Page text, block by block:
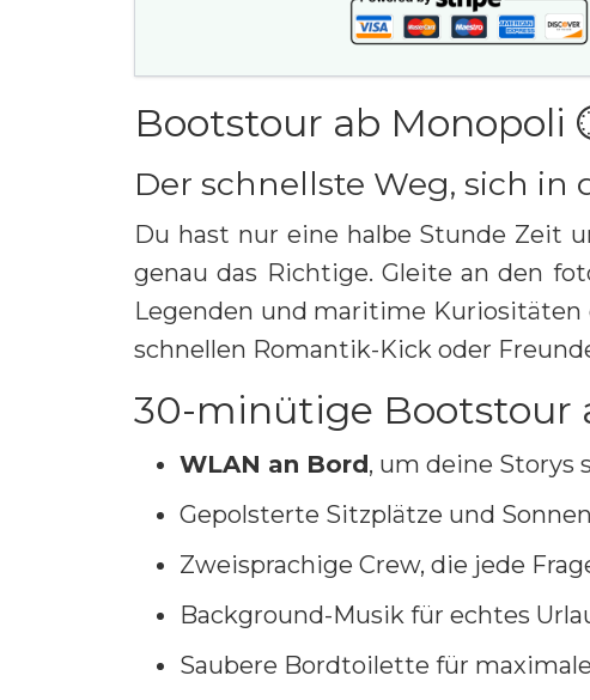
Bootstour ab Monopoli
Der schnellste Weg, sich in
Du hast nur eine halbe Stunde Zeit
genau das Richtige. Gleite an den
Legenden und maritime Kuriositäten
schnellen Romantik-Kick oder
30-minütige Bootstour
WLAN an Bord, um deine Storys
Gepolsterte Sitzplätze und
Zweisprachige Crew, die jede
Background-Musik für echtes
Saubere Bordtoilette für